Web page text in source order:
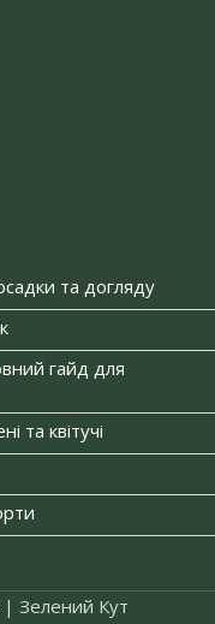
та догляду
гайд для
та квітучі
Зелений Кут